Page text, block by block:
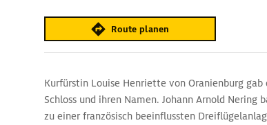
Route planen
Kurfürstin Louise Henriette von Oranienburg gab
Schloss und ihren Namen. Johann Arnold Nering
zu einer französisch beeinflussten